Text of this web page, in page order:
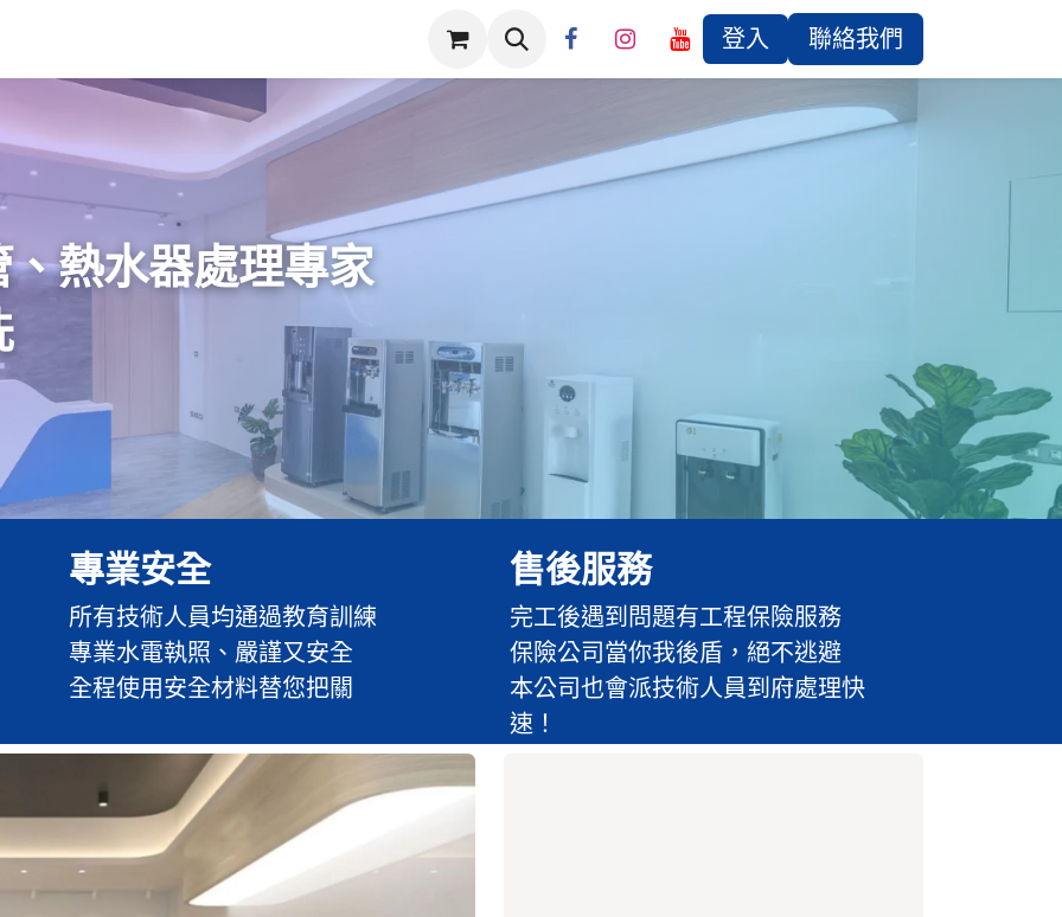
產品保固登錄 登入 聯絡我們
熱水器處理專家
專業安全
所有技術人員均通過教育訓練
專業水電執照、嚴謹又安全
全程使用安全材料替您把關
售後服務
完工後遇到問題有工程保險服務
保險公司當你我後盾，絕不逃避
本公司也會派技術人員到府處理快
速！